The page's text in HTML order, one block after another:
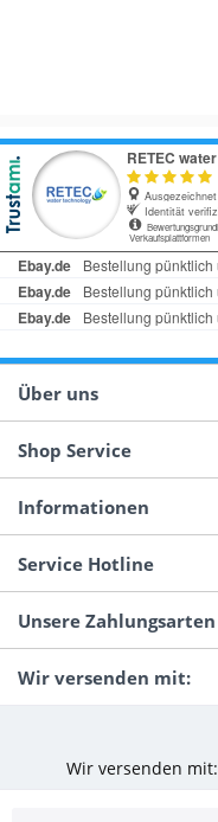
Über uns
Shop Service
Informationen
Service Hotline
Unsere Zahlungsarten
Wir versenden mit:
Wir versenden mit: